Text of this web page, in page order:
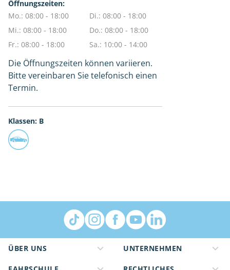
Öffnungszeiten:
Mo.: 08:00 - 18:00
Di.: 08:00 - 18:00
Mi.: 08:00 - 18:00
Do.: 08:00 - 18:00
Fr.: 08:00 - 18:00
Sa.: 10:00 - 14:00
Die Öffnungszeiten können variieren.
Bitte vereinbaren Sie telefonisch einen
Termin.
Klassen: B
ÜBER UNS UNTERNEHMEN